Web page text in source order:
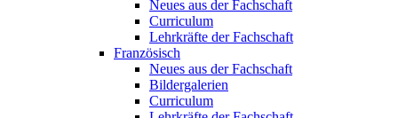
Neues aus der Fachschaft
Curriculum
Lehrkräfte der Fachschaft
Französisch
Neues aus der Fachschaft
Bildergalerien
Curriculum